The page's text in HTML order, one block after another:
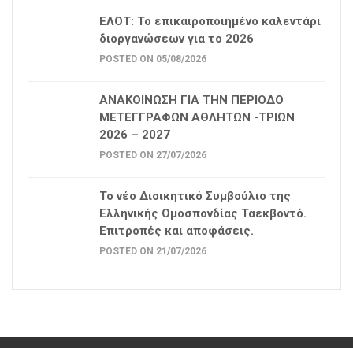
ΕΛΟΤ: Το επικαιροποιημένο καλεντάρι
διοργανώσεων για το 2026
POSTED ON 05/08/2026
ΑΝΑΚΟΙΝΩΣΗ ΓΙΑ ΤΗΝ ΠΕΡΙΟΔΟ
ΜΕΤΕΓΓΡΑΦΩΝ ΑΘΛΗΤΩΝ -ΤΡΙΩΝ
2026 – 2027
POSTED ON 27/07/2026
Το νέο Διοικητικό Συμβούλιο της
Ελληνικής Ομοσπονδίας Ταεκβοντό.
Επιτροπές και αποφάσεις.
POSTED ON 21/07/2026